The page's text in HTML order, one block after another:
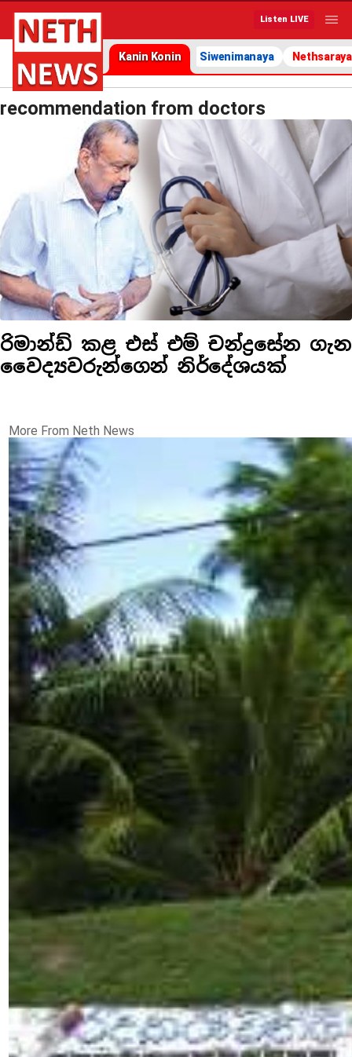
Listen LIVE
Kanin Konin Siwenimanaya Nethsaraya
recommendation from doctors
රිමාන්ඩ් කළ එස් එම් චන්ද්‍රසේන ගැන
වෛද්‍යවරුන්ගෙන් නිර්දේශයක්
More From Neth News